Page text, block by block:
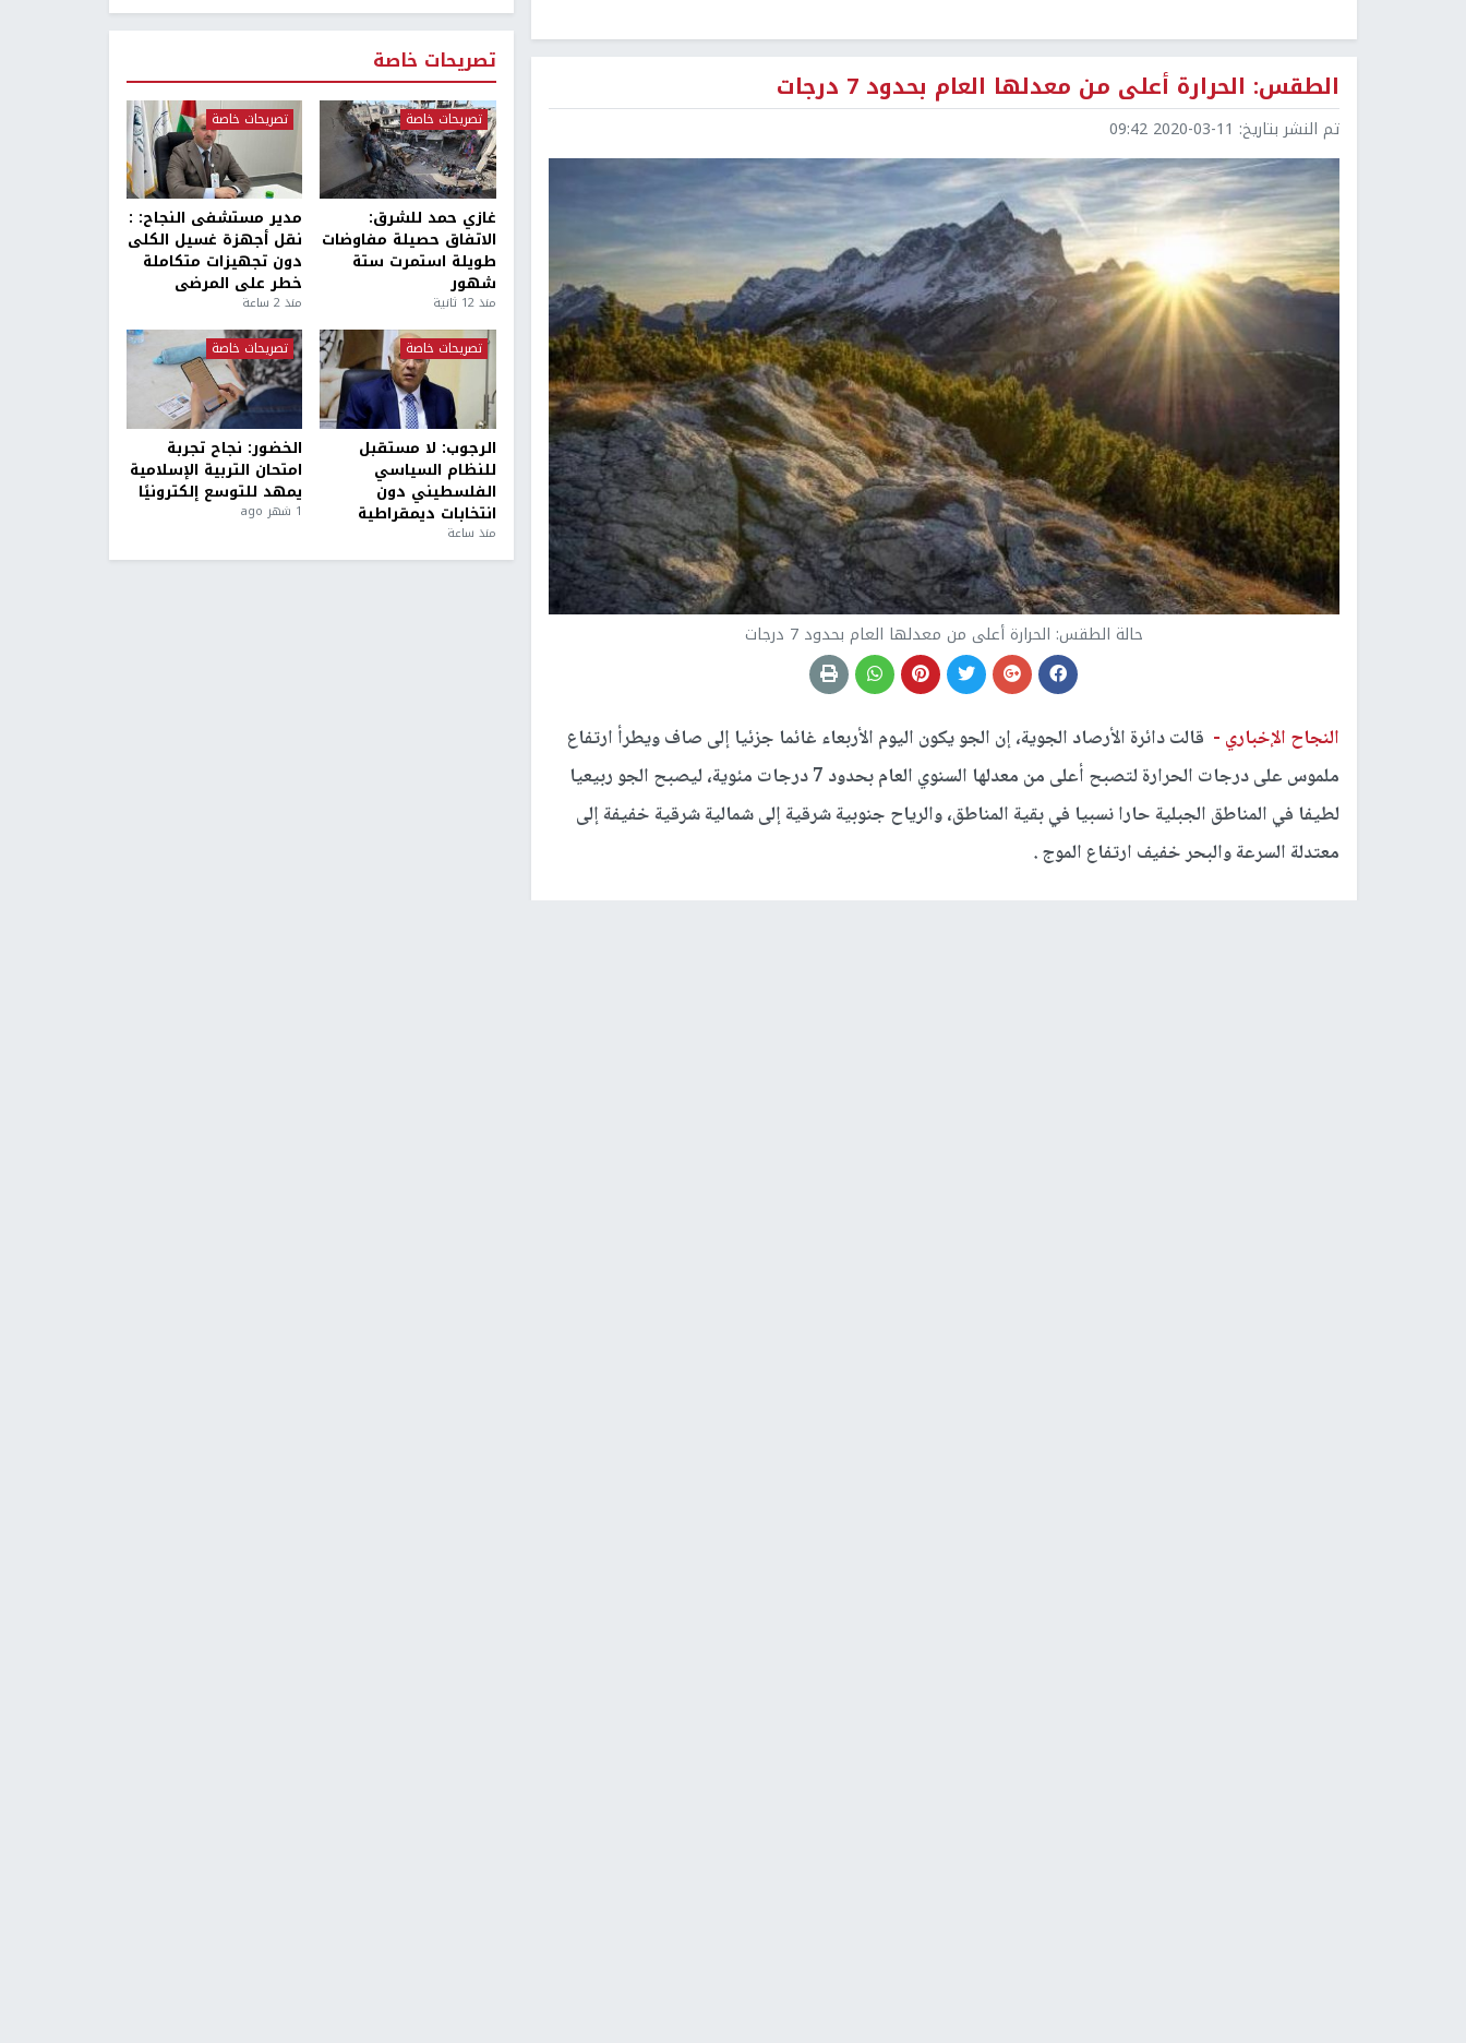
الطقس: الحرارة أعلى من معدلها العام بحدود 7 درجات
تم النشر بتاريخ: 2020-03-11 09:42
حالة الطقس: الحرارة أعلى من معدلها العام بحدود 7 درجات
النجاح الإخباري - قالت دائرة الأرصاد الجوية، إن الجو يكون اليوم الأربعاء غائما جزئيا إلى صاف ويطرأ ارتفاع
ملموس على درجات الحرارة لتصبح أعلى من معدلها السنوي العام بحدود 7 درجات مئوية، ليصبح الجو ربيعيا
لطيفا في المناطق الجبلية حارا نسبيا في بقية المناطق، والرياح جنوبية شرقية إلى شمالية شرقية خفيفة إلى
معتدلة السرعة والبحر خفيف ارتفاع الموج .
تصريحات خاصة
تصريحات خاصة
غازي حمد للشرق:
الاتفاق حصيلة مفاوضات
طويلة استمرت ستة
شهور
منذ 12 ثانية
تصريحات خاصة
مدير مستشفى النجاح: :
نقل أجهزة غسيل الكلى
دون تجهيزات متكاملة
خطر على المرضى
منذ 2 ساعة
تصريحات خاصة
الرجوب: لا مستقبل
للنظام السياسي
الفلسطيني دون
انتخابات ديمقراطية
منذ ساعة
تصريحات خاصة
الخضور: نجاح تجربة
امتحان التربية الإسلامية
يمهد للتوسع إلكترونيًا
1 شهر ago